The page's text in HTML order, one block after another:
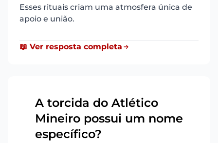
Esses rituais criam uma atmosfera única de
apoio e união.
📖 Ver resposta completa
A torcida do Atlético
Mineiro possui um nome
específico?